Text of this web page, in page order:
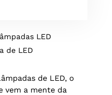
LED
de LED
de LED, o
vem a mente da